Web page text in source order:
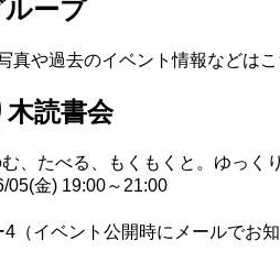
ープ
真や過去のイベント情報などは
木読書会
、たべる、もくもくと。ゆっく
05(金) 19:00～21:00
4 （イベント公開時にメールでお知